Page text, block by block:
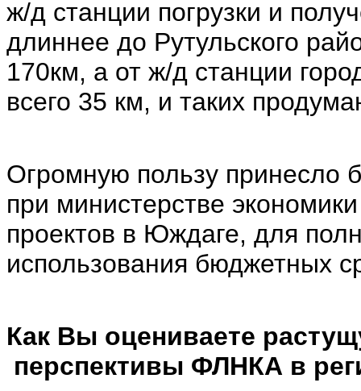
ж/д станции погрузки и
длиннее до Рутульского
170км, а от ж/д станции
всего 35 км, и таких
Огромную пользу принесло
при министерстве
проектов в Юждаге, для
использования бюджетных
Как Вы оцениваете
перспективы ФЛНКА в